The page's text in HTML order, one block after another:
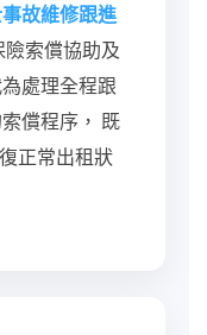
故維修跟進
險索償協助及
處理全程跟
償程序， 既
正常出租狀